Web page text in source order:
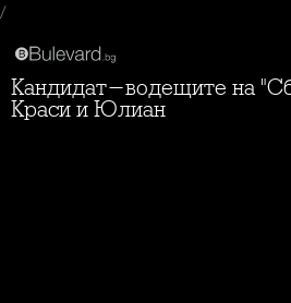
/
Кандидат-водещите на "Сблъсък" Любо,
Краси и Юлиан